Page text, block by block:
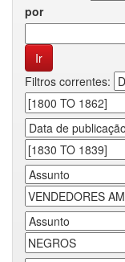
por
Filtros correntes: